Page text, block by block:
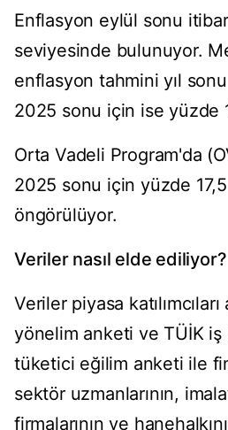
Enflasyon eylül sonu
seviyesinde bulunuyor.
enflasyon tahmini yıl
2025 sonu için ise yüzde
Orta Vadeli Program'da
2025 sonu için yüzde 17,5
öngörülüyor.
Veriler nasıl elde ediliyor?
Veriler piyasa
yönelim anketi ve TÜİK
tüketici eğilim anketi ile
sektör uzmanlarının,
firmalarının ve